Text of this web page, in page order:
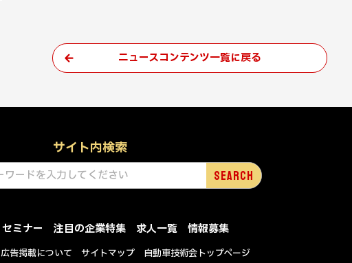
ニュースコンテンツ一覧に戻る
サイト内検索
セミナー 注目の企業特集 求人一覧
情報募集
広告掲載について サイトマップ 自動車技術会トップページ